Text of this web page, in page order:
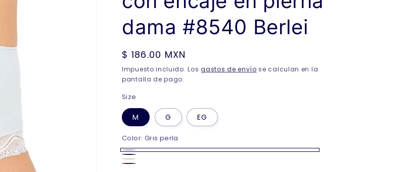
dama #8540 Berlei
Precio
habitual
$ 186.00 MXN
Impuesto incluido. Losgastos de envío se calculan en la
pantalla de pago.
Size
M G EG
Color: Gris perla
Gris
Marino
Champagne